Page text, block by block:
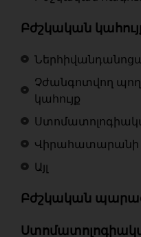
Բժշկական
Չժանգոտվող
կահույք
Վիրահատարանի
Այլ
Բժշկական